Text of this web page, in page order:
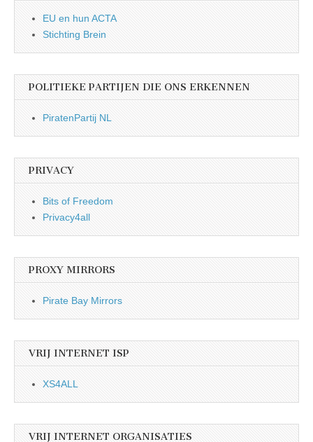
EU en hun ACTA
Stichting Brein
POLITIEKE PARTIJEN DIE ONS ERKENNEN
PiratenPartij NL
PRIVACY
Bits of Freedom
Privacy4all
PROXY MIRRORS
Pirate Bay Mirrors
VRIJ INTERNET ISP
XS4ALL
VRIJ INTERNET ORGANISATIES